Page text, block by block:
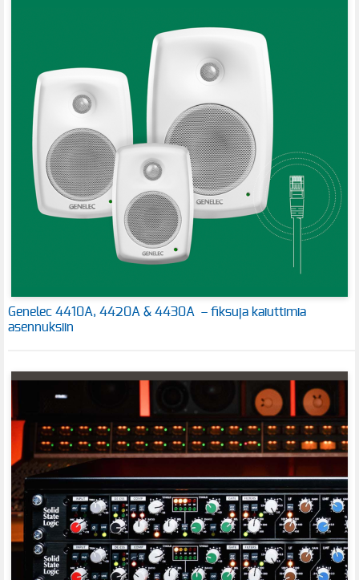
Genelec 4410A, 4420A & 4430A – fiksuja kaiuttimia
asennuksiin